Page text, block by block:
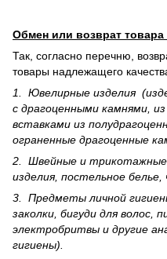
Обмен или возврат товара
Так, согласно перечню,
товары надлежащего
1. Ювелирные изделия
с драгоценными камнями,
вставками из
ограненные драгоценные
2. Швейные и трикотажные
изделия, постельное белье,
3. Предметы личной
заколки, бигуди для волос,
электробритвы и другие
гигиены).